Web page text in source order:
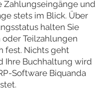
Zahlungseingänge und
stets im Blick. Über
halten Sie
Teilzahlungen
fest. Nichts geht
Ihre Buchhaltung wird
Software Biquanda